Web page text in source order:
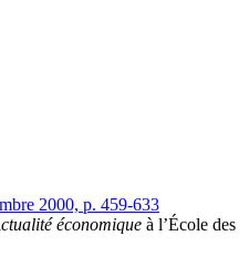
2000, p. 459-633
économique à l’École des